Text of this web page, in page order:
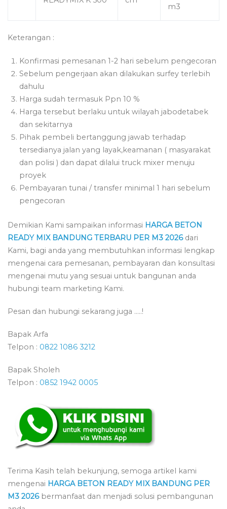
m3
Keterangan :
Konfirmasi pemesanan 1-2 hari sebelum pengecoran
Sebelum pengerjaan akan dilakukan surfey terlebih
dahulu
Harga sudah termasuk Ppn 10 %
Harga tersebut berlaku untuk wilayah jabodetabek
dan sekitarnya
Pihak pembeli bertanggung jawab terhadap
tersedianya jalan yang layak,keamanan ( masyarakat
dan polisi ) dan dapat dilalui truck mixer menuju
proyek
Pembayaran tunai / transfer minimal 1 hari sebelum
pengecoran
Demikian Kami sampaikan informasi HARGA BETON
READY MIX BANDUNG TERBARU PER M3 2026dari
Kami, bagi anda yang membutuhkan informasi lengkap
mengenai cara pemesanan, pembayaran dan konsultasi
mengenai mutu yang sesuai untuk bangunan anda
hubungi team marketing Kami.
Pesan dan hubungi sekarang juga …..!
Bapak Arfa
Telpon : 0822 1086 3212
Bapak Sholeh
Telpon : 0852 1942 0005
Terima Kasih telah bekunjung, semoga artikel kami
mengenai HARGA BETON READY MIX BANDUNG PER
M3 2026bermanfaat dan menjadi solusi pembangunan